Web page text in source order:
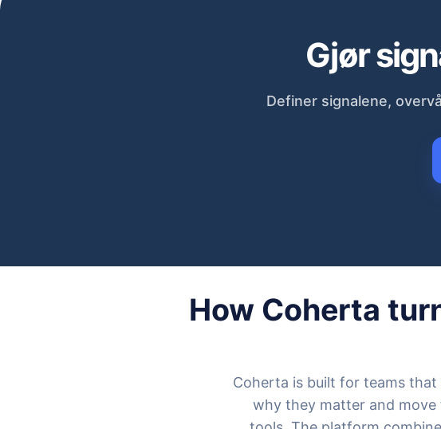
Gjør
Definer signalene,
How Coherta
Coherta is built for teams
why they matter and